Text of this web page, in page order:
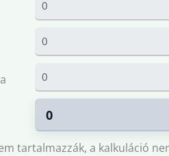
tartalmazzák, a kalkuláció